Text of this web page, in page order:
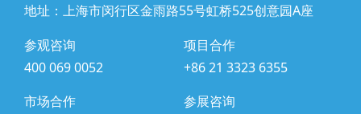
地址：上海市闵行区金雨路55号虹桥525创意园A座
参观咨询
400 069 0052
项目合作
+86 21 3323 6355
市场合作
参展咨询